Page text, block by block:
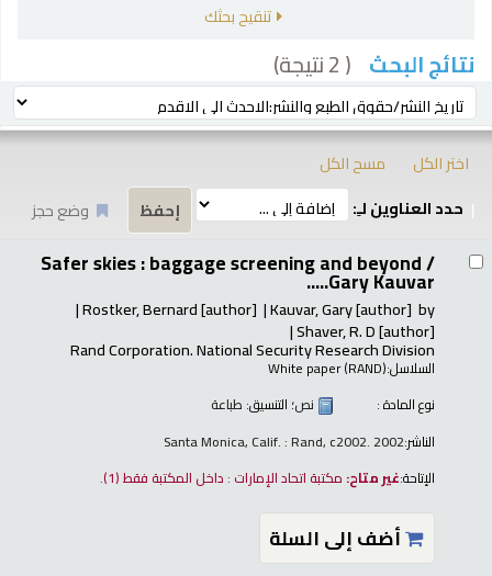
تنقيح بحثك
نتائج البحث ( 2 نتيجة)
ترتيب بواسطة:
اختر الكل
مسح الكل
حدد العناوين لـِ:
وضع حجز
Safer skies : baggage screening and beyond /
Gary Kauvar.....
by
Kauvar, Gary[author]
Rostker, Bernard[author]
Shaver, R. D[author]
Rand Corporation. National Security Research Division
السلاسل:White paper (RAND)
نوع المادة :
نص؛ التنسيق: طباعة
الناشر:Santa Monica, Calif. : Rand, c2002. 2002
الإتاحة:غير متاح: مكتبة اتحاد الإمارات : داخل المكتبة فقط(1).
أضف إلى السلة